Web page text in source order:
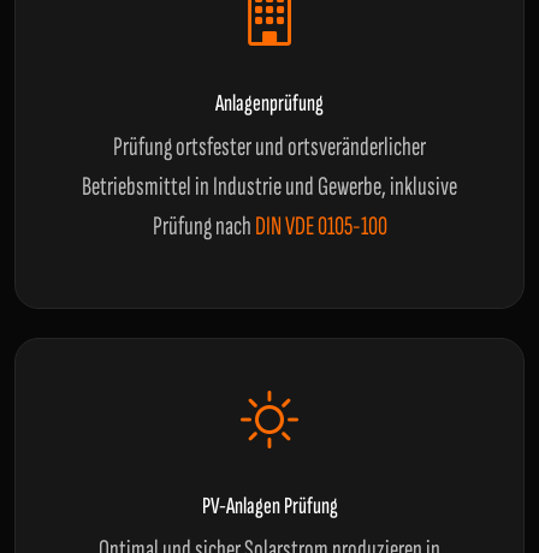
Anlagenprüfung
Prüfung ortsfester und ortsveränderlicher
Betriebsmittel in Industrie und Gewerbe, inklusive
Prüfung nachDIN VDE 0105-100
PV-Anlagen Prüfung